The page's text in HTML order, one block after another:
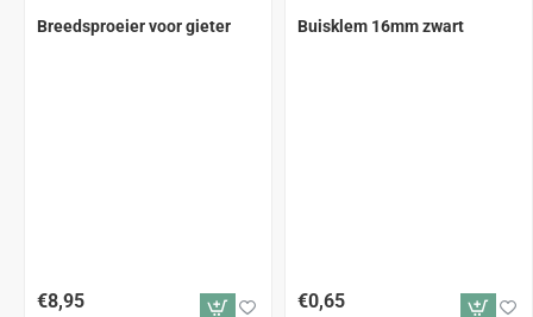
Breedsproeier voor gieter
€8,95
Buisklem 16mm zwart
€0,65